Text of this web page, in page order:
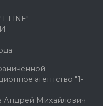
LINE"
агентство "1-
Андрей Михайлович